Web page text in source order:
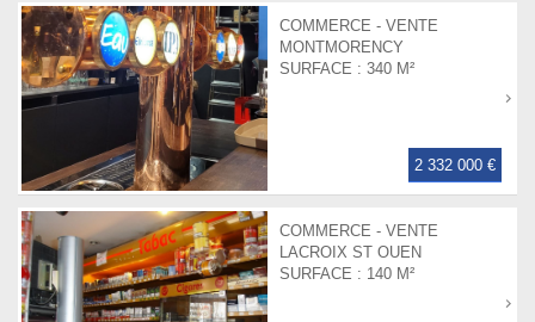
COMMERCE - VENTE
MONTMORENCY
SURFACE : 340 M²
2 332 000 €
COMMERCE - VENTE
LACROIX ST OUEN
SURFACE : 140 M²